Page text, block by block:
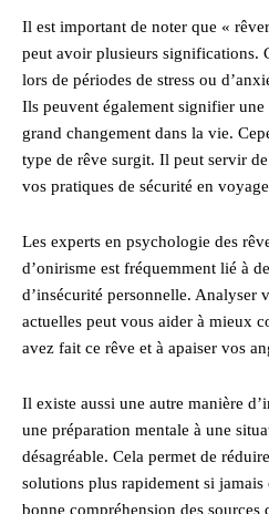
Il est important de noter que «
peut avoir plusieurs significations.
lors de périodes de stress ou
Ils peuvent également signifier une
grand changement dans la vie.
type de rêve surgit. Il peut servir
vos pratiques de sécurité en
Les experts en psychologie des
d’onirisme est fréquemment lié à
d’insécurité personnelle. Analyser
actuelles peut vous aider à mieux
avez fait ce rêve et à apaiser vos
Il existe aussi une autre manière
une préparation mentale à une
désagréable. Cela permet de
solutions plus rapidement si
bonne compréhension des